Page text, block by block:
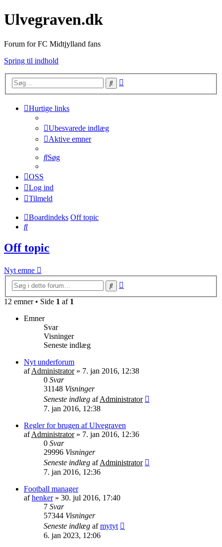
Ulvegraven.dk
Forum for FC Midtjylland fans
Spring til indhold
Søg
Hurtige links
Ubesvarede indlæg
Aktive emner
Søg
OSS
Log ind
Tilmeld
Boardindeks Off topic
Søg
Off topic
Nyt emne
Søg
12 emner • Side 1 af 1
Emner
Svar
Visninger
Seneste indlæg
Nyt underforum
afAdministrator» 7. jan 2016, 12:38
0 Svar
31148 Visninger
Seneste indlæg afAdministrator
7. jan 2016, 12:38
Regler for brugen af Ulvegraven
afAdministrator» 7. jan 2016, 12:36
0 Svar
29996 Visninger
Seneste indlæg afAdministrator
7. jan 2016, 12:36
Football manager
afhenker» 30. jul 2016, 17:40
7 Svar
57344 Visninger
Seneste indlæg afmytyt
6. jan 2023, 12:06